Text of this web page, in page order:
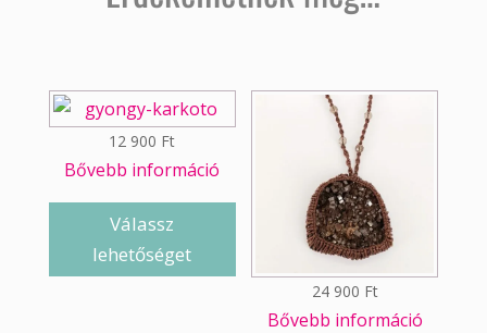
12 900 Ft
Bővebb információ
Válassz
lehetőséget
24 900 Ft
Bővebb információ